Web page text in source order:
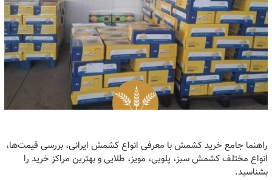
راهنما جامع خرید کشمش با معرفی انواع کشمش ایرانی، بررسی قیمت‌ها،
انواع مختلف کشمش سبز، پلویی، مویز، طلایی و بهترین مراکز خرید را
بشناسید.